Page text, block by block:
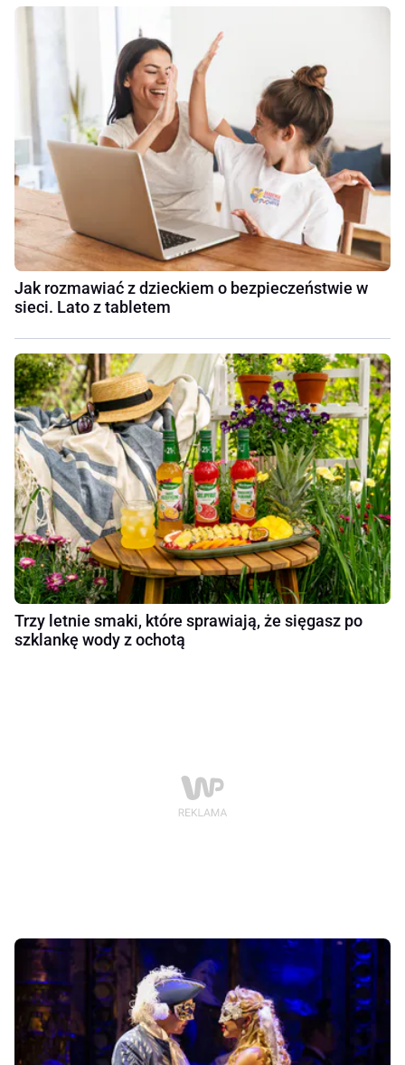
Jak rozmawiać z dzieckiem o bezpieczeństwie w
sieci. Lato z tabletem
Trzy letnie smaki, które sprawiają, że sięgasz po
szklankę wody z ochotą